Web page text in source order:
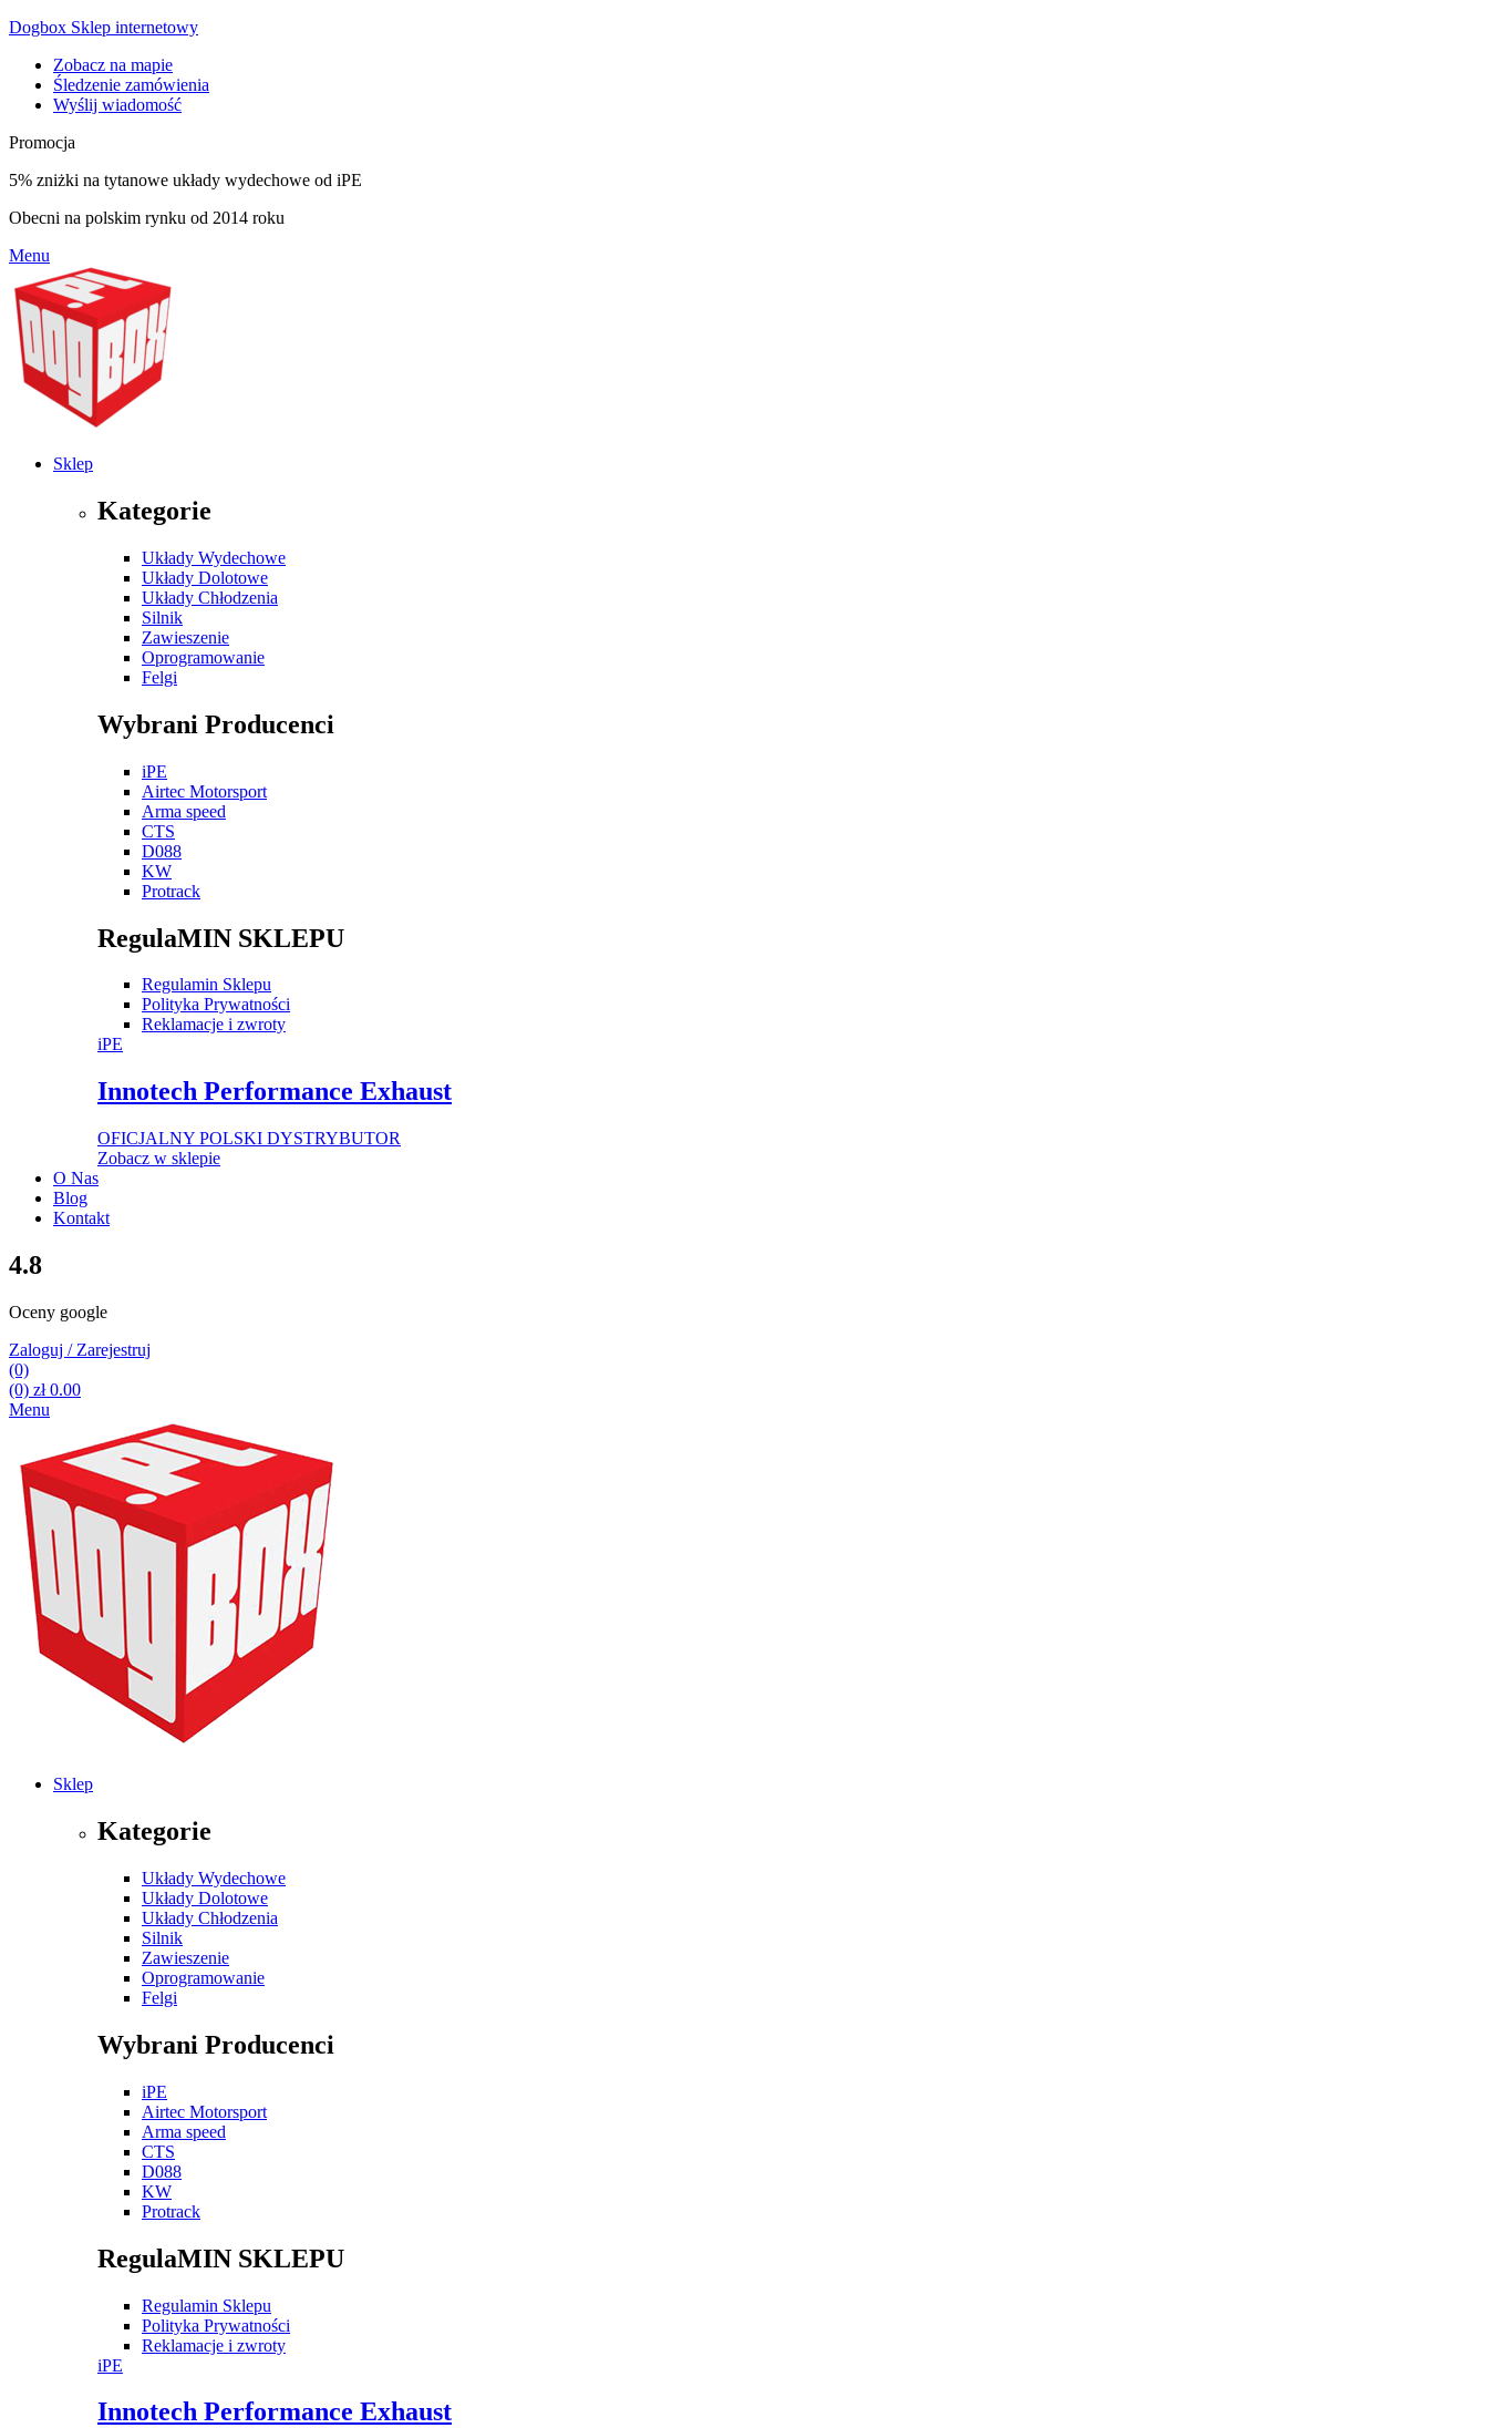
Dogbox Sklep internetowy
Zobacz na mapie
Śledzenie zamówienia
Wyślij wiadomość
Promocja
5% zniżki na tytanowe układy wydechowe od iPE
Obecni na polskim rynku od 2014 roku
Menu
Sklep
Kategorie
Układy Wydechowe
Układy Dolotowe
Układy Chłodzenia
Silnik
Zawieszenie
Oprogramowanie
Felgi
Wybrani Producenci
iPE
Airtec Motorsport
Arma speed
CTS
D088
KW
Protrack
RegulaMIN SKLEPU
Regulamin Sklepu
Polityka Prywatności
Reklamacje i zwroty
iPE
Innotech Performance Exhaust
OFICJALNY POLSKI DYSTRYBUTOR
Zobacz w sklepie
O Nas
Blog
Kontakt
4.8
Oceny google
Zaloguj / Zarejestruj
(0)
(0) zł0.00
Menu
Sklep
Kategorie
Układy Wydechowe
Układy Dolotowe
Układy Chłodzenia
Silnik
Zawieszenie
Oprogramowanie
Felgi
Wybrani Producenci
iPE
Airtec Motorsport
Arma speed
CTS
D088
KW
Protrack
RegulaMIN SKLEPU
Regulamin Sklepu
Polityka Prywatności
Reklamacje i zwroty
iPE
Innotech Performance Exhaust